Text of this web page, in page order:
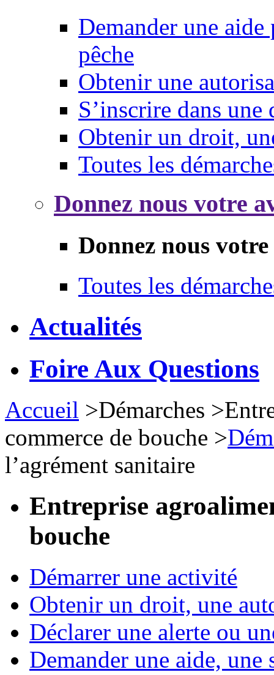
Demander une
pêche
Obtenir une
S’inscrire dans une
Obtenir un droit,
Toutes les
Donnez nous votre
Donnez nous
Toutes les
Actualités
Foire Aux Questions
Accueil >Démarches >
commerce de bouche >
l’agrément sanitaire
Entreprise
bouche
Démarrer une activité
Obtenir un droit, une
Déclarer une alerte ou
Demander une aide, une